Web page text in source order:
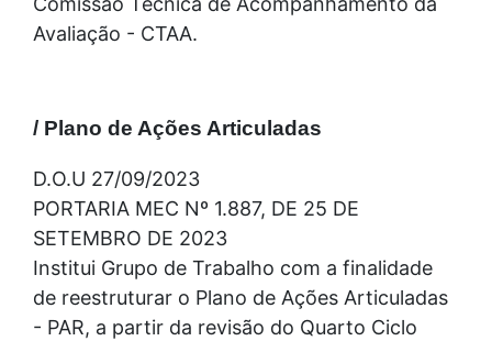
Avaliação - CTAA.
/ Plano de Ações Articuladas
D.O.U 27/09/2023
PORTARIA MEC Nº 1.887, DE 25 DE
SETEMBRO DE 2023
Institui Grupo de Trabalho com a finalidade
de reestruturar o Plano de Ações Articuladas
- PAR, a partir da revisão do Quarto Ciclo